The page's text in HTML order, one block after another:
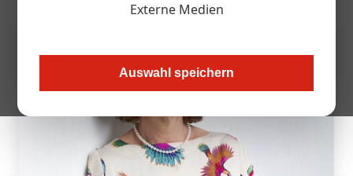
Externe Medien
Auswahl speichern